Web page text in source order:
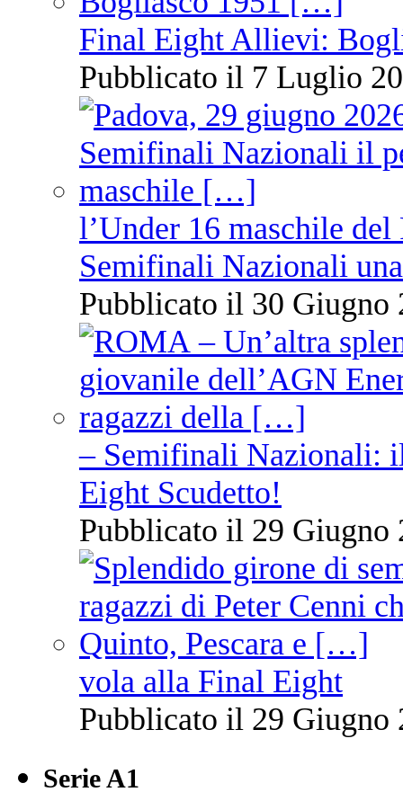
Final Eight Allievi:
Pubblicato il 7 Luglio
l’Under 16 maschile
Semifinali Nazionali
Pubblicato il 30 Giugno
– Semifinali Nazionali:
Eight Scudetto!
Pubblicato il 29 Giugno
vola alla Final Eight
Pubblicato il 29 Giugno
Serie A1